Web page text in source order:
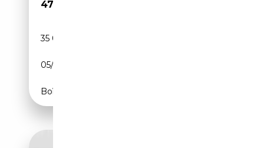
47 375€
35 042 km
05/2023
Boîte automatique